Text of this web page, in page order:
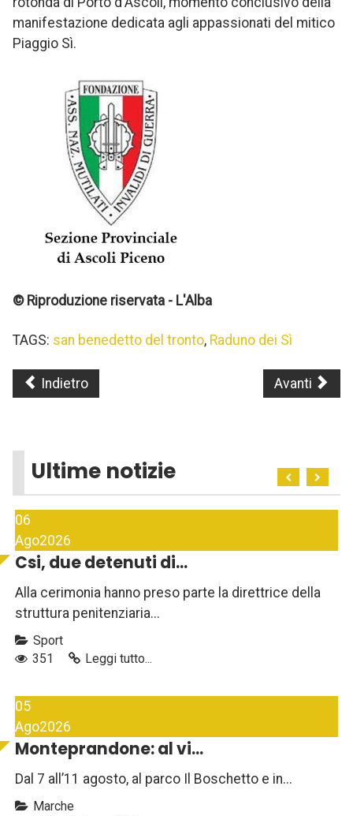
manifestazione dedicata agli appassionati del mitico
Piaggio Sì.
© Riproduzione riservata - L'Alba
TAGS: san benedetto del tronto, Raduno dei Sì
Indietro Avanti
Ultime notizie
06
Ago2026
Csi, due detenuti di...
Alla cerimonia hanno preso parte la direttrice della
struttura penitenziaria...
Sport
351
Leggi tutto...
05
Ago2026
Monteprandone: al vi...
Dal 7 all’11 agosto, al parco Il Boschetto e in...
Marche